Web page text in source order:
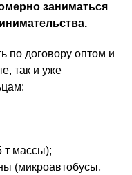
заниматься
по договору оптом и
так и уже
т массы);
(микроавтобусы,